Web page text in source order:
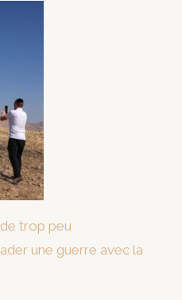
trop peu
une guerre avec la